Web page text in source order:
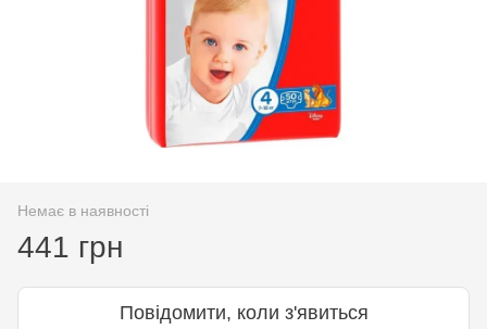
Немає в наявності
441 грн
Повідомити, коли з'явиться